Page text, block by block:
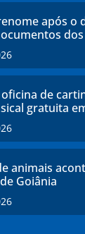
após o
de
gratuita
animais
Goiânia